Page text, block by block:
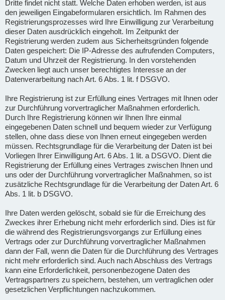
Dritte findet nicht statt. Welche Daten erhoben werden, ist aus
den jeweiligen Eingabeformularen ersichtlich. Im Rahmen des
Registrierungsprozesses wird Ihre Einwilligung zur Verarbeitung
dieser Daten ausdrücklich eingeholt. Im Zeitpunkt der
Registrierung werden zudem aus Sicherheitsgründen folgende
Daten gespeichert: Die IP-Adresse des aufrufenden Computers,
Datum und Uhrzeit der Registrierung. In den vorstehenden
Zwecken liegt auch unser berechtigtes Interesse an der
Datenverarbeitung nach Art. 6 Abs. 1 lit. f DSGVO.
Ihre Registrierung ist zur Erfüllung eines Vertrages mit Ihnen oder
zur Durchführung vorvertraglicher Maßnahmen erforderlich.
Durch Ihre Registrierung können wir Ihnen Ihre einmal
eingegebenen Daten schnell und bequem wieder zur Verfügung
stellen, ohne dass diese von Ihnen erneut eingegeben werden
müssen. Rechtsgrundlage für die Verarbeitung der Daten ist bei
Vorliegen Ihrer Einwilligung Art. 6 Abs. 1 lit. a DSGVO. Dient die
Registrierung der Erfüllung eines Vertrages zwischen Ihnen und
uns oder der Durchführung vorvertraglicher Maßnahmen, so ist
zusätzliche Rechtsgrundlage für die Verarbeitung der Daten Art. 6
Abs. 1 lit. b DSGVO.
Ihre Daten werden gelöscht, sobald sie für die Erreichung des
Zweckes ihrer Erhebung nicht mehr erforderlich sind. Dies ist für
die während des Registrierungsvorgangs zur Erfüllung eines
Vertrags oder zur Durchführung vorvertraglicher Maßnahmen
dann der Fall, wenn die Daten für die Durchführung des Vertrages
nicht mehr erforderlich sind. Auch nach Abschluss des Vertrags
kann eine Erforderlichkeit, personenbezogene Daten des
Vertragspartners zu speichern, bestehen, um vertraglichen oder
gesetzlichen Verpflichtungen nachzukommen.